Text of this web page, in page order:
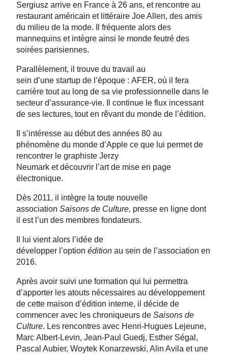
Sergiusz arrive en France à 26 ans, et rencontre au
restaurant américain et littéraire Joe Allen, des amis
du milieu de la mode. Il fréquente alors des
mannequins et intègre ainsi le monde feutré des
soirées parisiennes.
Parallèlement, il trouve du travail au
sein d’une startup de l’époque : AFER, où il fera
carrière tout au long de sa vie professionnelle dans le
secteur d’assurance-vie. Il continue le flux incessant
de ses lectures, tout en rêvant du monde de l’édition.
Il s’intéresse au début des années 80 au
phénomène du monde d’Apple ce que lui permet de
rencontrer le graphiste Jerzy
Neumark et découvrir l’art de mise en page
électronique.
Dès 2011, il intègre la toute nouvelle
association Saisons de Culture, presse en ligne dont
il est l’un des membres fondateurs.
Il lui vient alors l’idée de
développer l’option édition au sein de l’association en
2016.
Après avoir suivi une formation qui lui permettra
d’apporter les atouts nécessaires au développement
de cette maison d’édition interne, il décide de
commencer avec les chroniqueurs de Saisons de
Culture. Les rencontres avec Henri-Hugues Lejeune,
Marc Albert-Levin, Jean-Paul Guedj, Esther Ségal,
Pascal Aubier, Woytek Konarzewski, Alin Avila et une